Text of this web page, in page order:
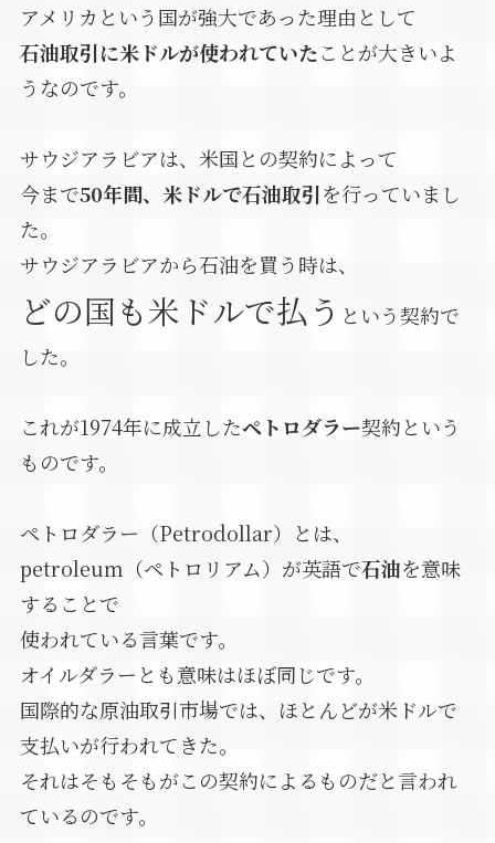
アメリカという国が強大であった理由として
石油取引に米ドルが使われていたことが大きいよ
うなのです。
サウジアラビアは、米国との契約によって
今まで50年間、米ドルで石油取引を行っていまし
た。
サウジアラビアから石油を買う時は、
どの国も米ドルで払う という契約で
した。
これが1974年に成立したペトロダラー契約という
ものです。
ペトロダラー（Petrodollar）とは、
petroleum（ペトロリアム）が英語で石油を意味
することで
使われている言葉です。
オイルダラーとも意味はほぼ同じです。
国際的な原油取引市場では、ほとんどが米ドルで
支払いが行われてきた。
それはそもそもがこの契約によるものだと言われ
ているのです。